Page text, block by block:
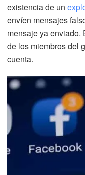
existencia de un
envíen mensajes
mensaje ya enviado.
de los miembros del
cuenta.